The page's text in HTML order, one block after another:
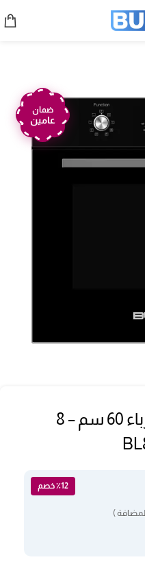
ضمان
عامين
فرن بلت ان بولم كهرباء 60 سم – 8
٪12 خصم
)